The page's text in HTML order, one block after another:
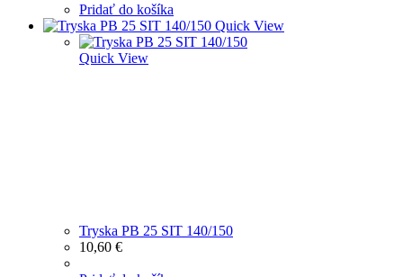
Pridať do košíka
Quick View
Quick View
Tryska PB 25 SIT 140/150
10,60 €